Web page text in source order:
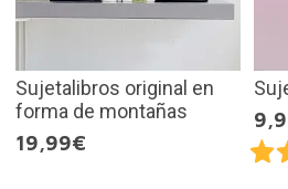
Sujetalibros original en
forma de montañas
19,99€